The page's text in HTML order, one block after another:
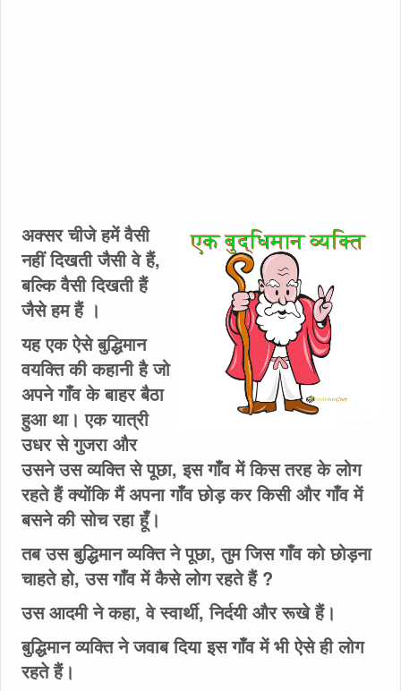
अक्सर चीजे हमें वैसी
नहीं दिखती जैसी वे हैं,
बल्कि वैसी दिखती हैं
जैसे हम हैं ।
यह एक ऐसे बुद्धिमान
वयक्ति की कहानी है जो
अपने गाँव के बाहर बैठा
हुआ था। एक यात्री
उधर से गुजरा और
उसने उस व्यक्ति से पूछा, इस गाँव में किस तरह के लोग
रहते हैं क्योंकि मैं अपना गाँव छोड़ कर किसी और गाँव में
बसने की सोच रहा हूँ।
तब उस बुद्धिमान व्यक्ति ने पूछा, तुम जिस गाँव को छोड़ना
चाहते हो, उस गाँव में कैसे लोग रहते हैं ?
उस आदमी ने कहा, वे स्वार्थी, निर्दयी और रूखे हैं।
बुद्धिमान व्यक्ति ने जवाब दिया इस गाँव में भी ऐसे ही लोग
रहते हैं।